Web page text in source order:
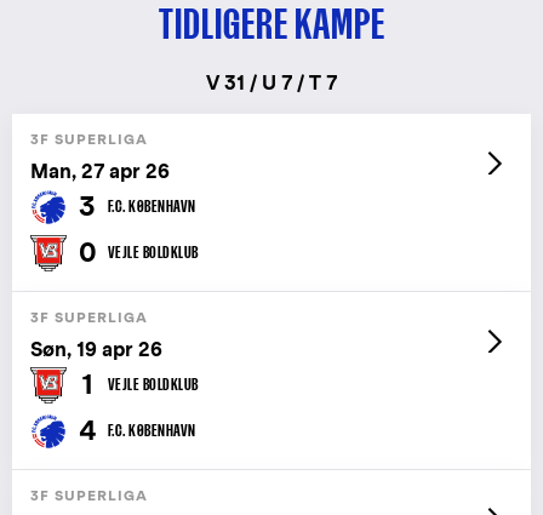
TIDLIGERE KAMPE
V 31 / U 7 / T 7
3F SUPERLIGA
Man, 27 apr 26
3 F.C. KØBENHAVN
0 VEJLE BOLDKLUB
3F SUPERLIGA
Søn, 19 apr 26
1 VEJLE BOLDKLUB
4 F.C. KØBENHAVN
3F SUPERLIGA